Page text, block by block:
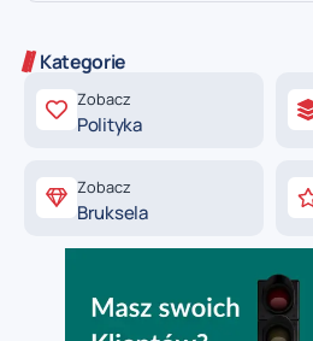
Kategorie
Zobacz
Polityka
Zobacz
Bruksela